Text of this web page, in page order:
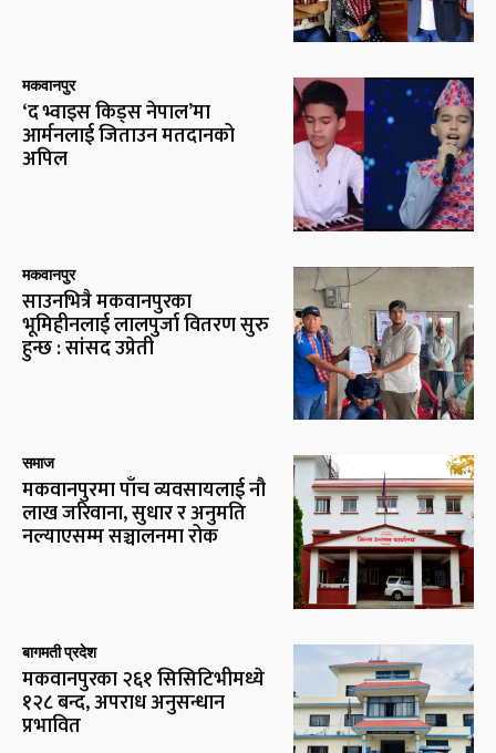
मकवानपुर
‘द भ्वाइस किड्स नेपाल’मा
आर्मनलाई जिताउन मतदानको
अपिल
मकवानपुर
साउनभित्रै मकवानपुरका
भूमिहीनलाई लालपुर्जा वितरण सुरु
हुन्छ : सांसद उप्रेती
समाज
मकवानपुरमा पाँच व्यवसायलाई नौ
लाख जरिवाना, सुधार र अनुमति
नल्याएसम्म सञ्चालनमा रोक
बागमती प्रदेश
मकवानपुरका २६१ सिसिटिभीमध्ये
१२८ बन्द, अपराध अनुसन्धान
प्रभावित